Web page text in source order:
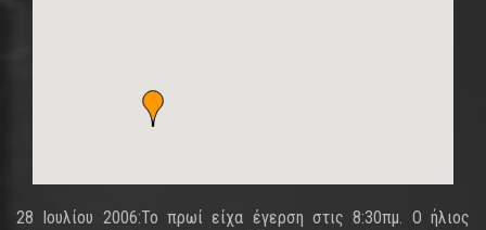
28 Ιουλίου 2006:Το πρωί είχα έγερση στις 8:30πμ. Ο ήλιος